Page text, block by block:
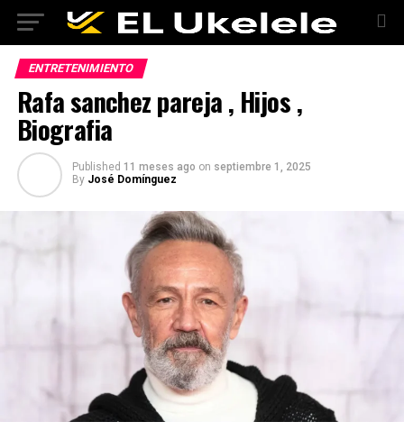
ENTRETENIMIENTO
Rafa sanchez pareja , Hijos ,
Biografia
Published 11 meses ago on septiembre 1, 2025
By José Domínguez